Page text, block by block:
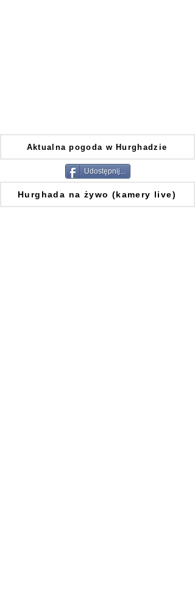
Aktualna pogoda w Hurghadzie
Udostępnij...
Hurghada na żywo (kamery live)